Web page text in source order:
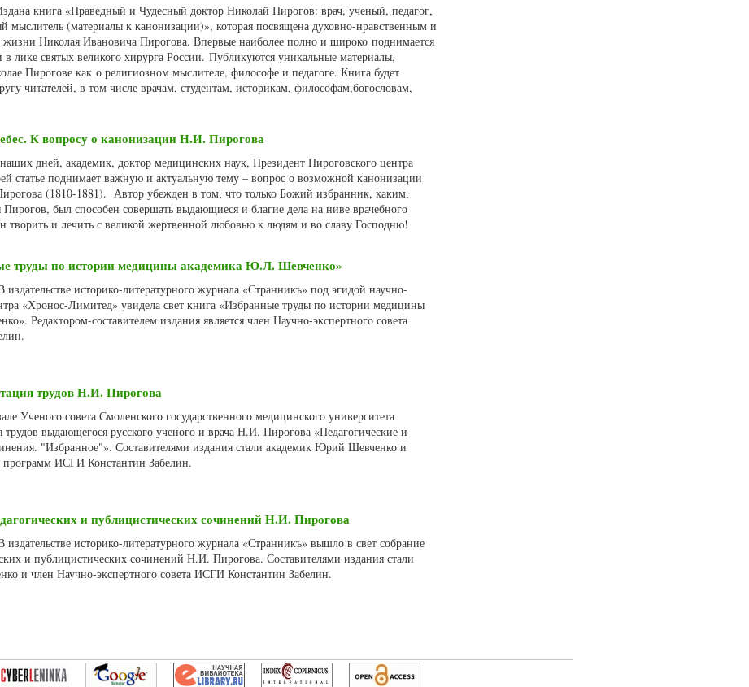
книга «Праведный и Чудесный доктор Николай Пирогов: врач, ученый, педагог,
мыслитель (материалы к канонизации)», которая посвящена духовно-нравственным и
жизни Николая Ивановича Пирогова. Впервые наиболее полно и широко поднимается
в лике святых великого хирурга России. Публикуются уникальные материалы,
Пирогове как о религиозном мыслителе, философе и педагоге. Книга будет
читателей, в том числе врачам, студентам, историкам, философам,богословам,
К вопросу о канонизации Н.И. Пирогова
дней, академик, доктор медицинских наук, Президент Пироговского центра
статье поднимает важную и актуальную тему – вопрос о возможной канонизации
(1810-1881). Автор убежден в том, что только Божий избранник, каким,
Пирогов, был способен совершать выдающиеся и благие дела на ниве врачебного
творить и лечить с великой жертвенной любовью к людям и во славу Господню!
труды по истории медицины академика Ю.Л. Шевченко»
издательстве историко-литературного журнала «Странникъ» под эгидой научно-
«Хронос-Лимитед» увидела свет книга «Избранные труды по истории медицины
Редактором-составителем издания является член Научно-экспертного совета
трудов Н.И. Пирогова
Ученого совета Смоленского государственного медицинского университета
трудов выдающегося русского ученого и врача Н.И. Пирогова «Педагогические и
"Избранное"». Составителями издания стали академик Юрий Шевченко и
программ ИСГИ Константин Забелин.
и публицистических сочинений Н.И. Пирогова
издательстве историко-литературного журнала «Странникъ» вышло в свет собрание
и публицистических сочинений Н.И. Пирогова. Составителями издания стали
и член Научно-экспертного совета ИСГИ Константин Забелин.